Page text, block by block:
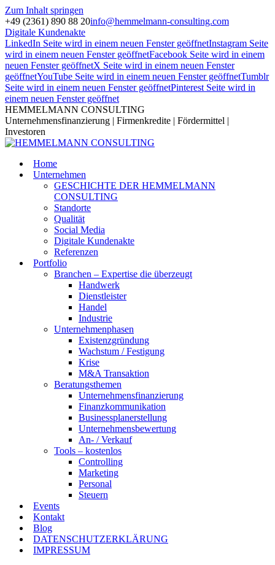
Zum Inhalt springen
+49 (2361) 890 88 20info@hemmelmann-consulting.com
Digitale Kundenakte
LinkedIn Seite wird in einem neuen Fenster geöffnetInstagram Seite
wird in einem neuen Fenster geöffnetFacebook Seite wird in einem
neuen Fenster geöffnetX Seite wird in einem neuen Fenster
geöffnetYouTube Seite wird in einem neuen Fenster geöffnetTumblr
Seite wird in einem neuen Fenster geöffnetPinterest Seite wird in
einem neuen Fenster geöffnet
HEMMELMANN CONSULTING
Unternehmensfinanzierung | Firmenkredite | Fördermittel |
Investoren
Home
Unternehmen
GESCHICHTE DER HEMMELMANN
CONSULTING
Standorte
Qualität
Social Media
Digitale Kundenakte
Referenzen
Portfolio
Branchen – Expertise die überzeugt
Handwerk
Dienstleister
Handel
Industrie
Unternehmenphasen
Existenzgründung
Wachstum / Festigung
Krise
M&A Transaktion
Beratungsthemen
Unternehmensfinanzierung
Finanzkommunikation
Businessplanerstellung
Unternehmensbewertung
An- / Verkauf
Tools – kostenlos
Controlling
Marketing
Personal
Steuern
Events
Kontakt
Blog
DATENSCHUTZERKLÄRUNG
IMPRESSUM